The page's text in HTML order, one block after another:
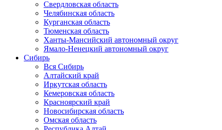
Свердловская область
Челябинская область
Курганская область
Тюменская область
Ханты-Мансийский автономный округ
Ямало-Ненецкий автономный округ
Сибирь
Вся Сибирь
Алтайский край
Иркутская область
Кемеровская область
Красноярский край
Новосибирская область
Омская область